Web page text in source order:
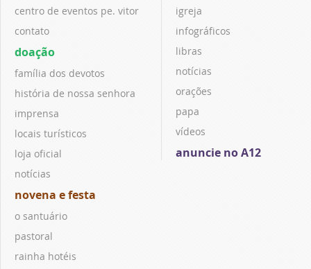
centro de eventos pe. vitor
contato
doação
família dos devotos
história de nossa senhora
imprensa
locais turísticos
loja oficial
notícias
novena e festa
o santuário
pastoral
rainha hotéis
igreja
infográficos
libras
notícias
orações
papa
vídeos
anuncie no A12